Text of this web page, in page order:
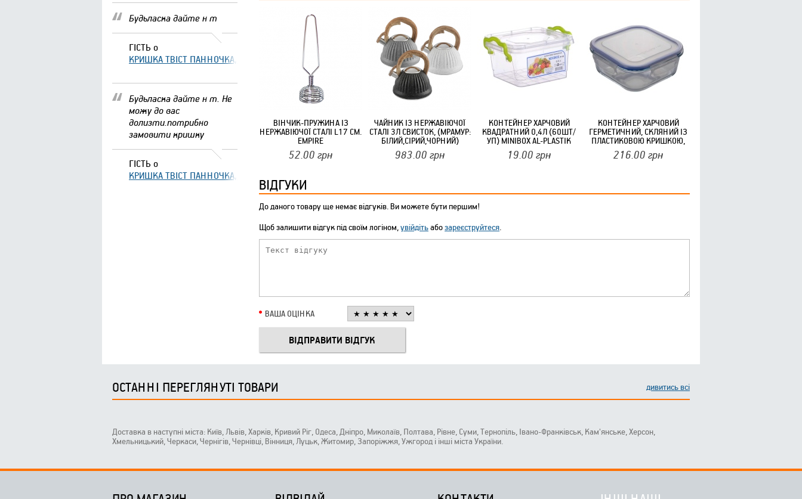
Будьласка дайте н т
ГІСТЬ о
КРИШКА ТВІСТ ПАННОЧКА, ЩО ЗАКРУЧУЄТЬСЯ КОТИКИ (20ШТ/УП) ОФФ 82 ПАННОЧКА
Будьласка дайте н т. Не
можу до вас
долизти.потрибно
замовити кришку
ГІСТЬ о
КРИШКА ТВІСТ ПАННОЧКА, ЩО ЗАКРУЧУЄТЬСЯ КОТИКИ (20ШТ/УП) ОФФ 82 ПАННОЧКА
ВІНЧИК-ПРУЖИНА ІЗ
НЕРЖАВІЮЧОЇ СТАЛІ L17 СМ.
EMPIRE
52.00 грн
ЧАЙНИК ІЗ НЕРЖАВІЮЧОЇ
СТАЛІ 3Л СВИСТОК, (МРАМУР:
БІЛИЙ,СІРИЙ,ЧОРНИЙ)
ІНДУКЦІЙНЕ ДНО EDENBERG
983.00 грн
КОНТЕЙНЕР ХАРЧОВИЙ
КВАДРАТНИЙ 0,4Л (60ШТ/
УП) MINIBOX AL-PLASTIK
19.00 грн
КОНТЕЙНЕР ХАРЧОВИЙ
ГЕРМЕТИЧНИЙ, СКЛЯНИЙ ІЗ
ПЛАСТИКОВОЮ КРИШКОЮ,
1.23Л ECOMO NOVA BOX
216.00 грн
ВІДГУКИ
До даного товару ще немає відгуків. Ви можете бути першим!
Щоб залишити відгук під своїм логіном,увійдітьабозареєструйтеся.
ВАША ОЦІНКА
ОСТАННІ ПЕРЕГЛЯНУТІ ТОВАРИ дивитись всі
Доставка в наступні міста: Київ, Львів, Харків, Кривий Ріг, Одеса, Дніпро, Миколаїв, Полтава, Рівне, Суми, Тернопіль, Івано-Франківськ, Кам'янське, Херсон,
Хмельницький, Черкаси, Чернігів, Чернівці, Вінниця, Луцьк, Житомир, Запоріжжя, Ужгород і інші міста України.